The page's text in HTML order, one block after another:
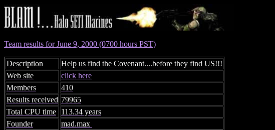
Team results for June 9, 2000 (0700 hours PST)
Description
Help us find the Covenant....before they find US!!!
Web site
click here
Members
410
Results received 79965
Total CPU time
113.34 years
Founder
mad.max